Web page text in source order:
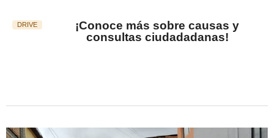
¡Conoce más sobre causas y
consultas ciudadadanas!